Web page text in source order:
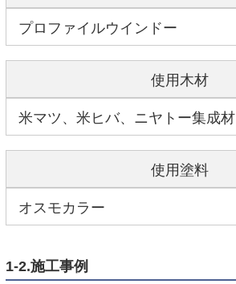
プロファイルウインドー
使用木材
米マツ、米ヒバ、ニヤトー集成材
使用塗料
オスモカラー
1-2.施工事例